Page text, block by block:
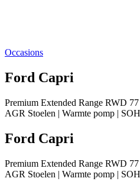
Occasions
Ford Capri
Premium Extended Range RWD
AGR Stoelen | Warmte pomp |
Ford Capri
Premium Extended Range RWD
AGR Stoelen | Warmte pomp |